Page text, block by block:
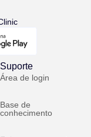
Suporte
Área de login
Base de
conhecimento